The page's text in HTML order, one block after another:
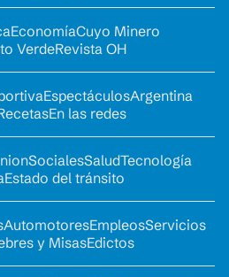
EconomíaCuyo Minero
VerdeRevista OH
EspectáculosArgentina
En las redes
SocialesSaludTecnología
Estado del tránsito
AutomotoresEmpleosServicios
y MisasEdictos